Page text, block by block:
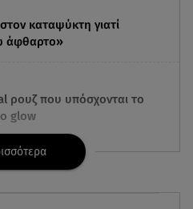
καταψύκτη γιατί
άφθαρτο»
ρουζ που υπόσχονται το
glow
έλεγχοι - Στη μάχη